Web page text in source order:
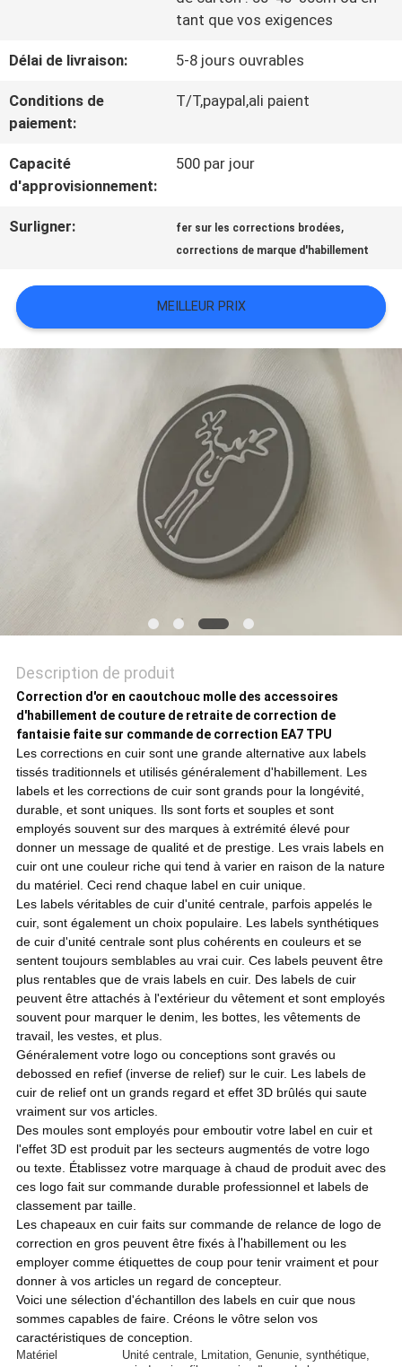
CONTACT
NOUVELLES
TOUS
LES
VR
tant que vos exigences
Délai de livraison: 5-8 jours ouvrables
Conditions de
paiement:
T/T,paypal,ali paient
Capacité
d'approvisionnement:
500 par jour
Surligner: fer sur les corrections brodées,
corrections de marque d'habillement
MEILLEUR PRIX
Description de produit
Correction d'or en caoutchouc molle des accessoires
d'habillement de couture de retraite de correction de
fantaisie faite sur commande de correction EA7 TPU
Les corrections en cuir sont une grande alternative aux labels
tissés traditionnels et utilisés généralement d'habillement. Les
labels et les corrections de cuir sont grands pour la longévité,
durable, et sont uniques. Ils sont forts et souples et sont
employés souvent sur des marques à extrémité élevé pour
donner un message de qualité et de prestige. Les vrais labels en
cuir ont une couleur riche qui tend à varier en raison de la nature
du matériel. Ceci rend chaque label en cuir unique.
Les labels véritables de cuir d'unité centrale, parfois appelés le
cuir, sont également un choix populaire. Les labels synthétiques
de cuir d'unité centrale sont plus cohérents en couleurs et se
sentent toujours semblables au vrai cuir. Ces labels peuvent être
plus rentables que de vrais labels en cuir. Des labels de cuir
peuvent être attachés à l'extérieur du vêtement et sont employés
souvent pour marquer le denim, les bottes, les vêtements de
travail, les vestes, et plus.
Généralement votre logo ou conceptions sont gravés ou
debossed en refief (inverse de relief) sur le cuir. Les labels de
cuir de relief ont un grands regard et effet 3D brûlés qui saute
vraiment sur vos articles.
Des moules sont employés pour emboutir votre label en cuir et
l'effet 3D est produit par les secteurs augmentés de votre logo
ou texte. Établissez votre marquage à chaud de produit avec des
ces logo fait sur commande durable professionnel et labels de
classement par taille.
Les chapeaux en cuir faits sur commande de relance de logo de
correction en gros peuvent être fixés àl'habillement ou les
employer comme étiquettes de coup pour tenir vraiment et pour
donner à vos articles un regard de concepteur.
Voici une sélection d'échantillon des labels en cuir que nous
sommes capables de faire. Créons le vôtre selon vos
caractéristiques de conception.
Matériel
Unité centrale, Lmitation, Genunie, synthétique,